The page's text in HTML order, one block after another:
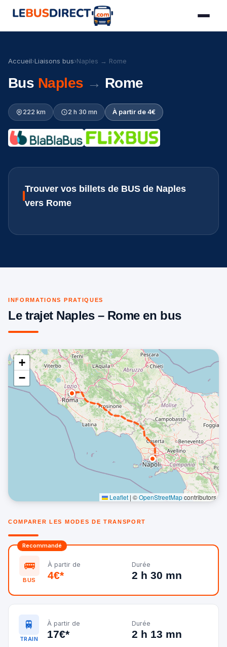
Accueil›Liaisons bus›Naples → Rome
Bus Naples → Rome
222 km 2 h 30 mn À partir de 4€
Trouver vos billets de BUS de Naples
vers Rome
INFORMATIONS PRATIQUES
Le trajet Naples – Rome en bus
+
−
Leaflet | ©OpenStreetMapcontributors
COMPARER LES MODES DE TRANSPORT
Recommandé
🚌
BUS
À partir de
4€*
Durée
2 h 30 mn
🚆
TRAIN
À partir de
17€*
Durée
2 h 13 mn